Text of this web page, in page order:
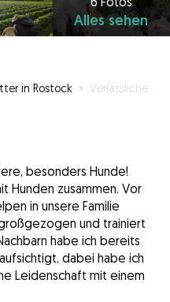
Alles sehen
in Rostock » Verlässliche Pfotenbetreuung mit Herz
besonders Hunde!
Hunden zusammen. Vor
in unsere Familie
und trainiert
habe ich bereits
dabei habe ich
Leidenschaft mit einem